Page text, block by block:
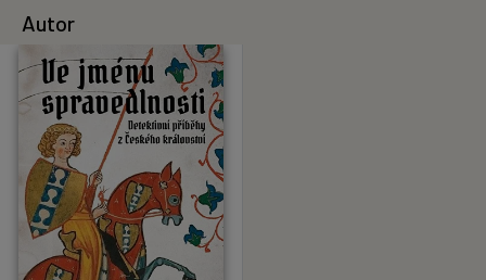
Autor